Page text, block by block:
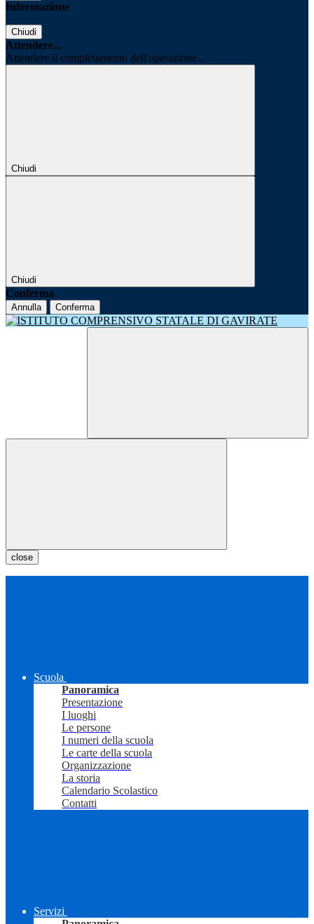
Informazione
Chiudi
Attendere...
Attendere il completamento dell'operazione...
Chiudi
Chiudi
Conferma
Annulla Conferma
close
Scuola
Panoramica
Presentazione
I luoghi
Le persone
I numeri della scuola
Le carte della scuola
Organizzazione
La storia
Calendario Scolastico
Contatti
Servizi